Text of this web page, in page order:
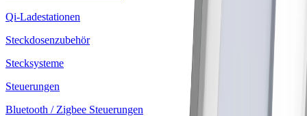
Qi-Ladestationen
Steckdosenzubehör
Stecksysteme
Steuerungen
Bluetooth / Zigbee Steuerungen